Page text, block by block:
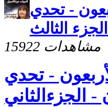
- تحدي
الثالث
15922 مشاهدات
- تحدي
- الجزءالثاني